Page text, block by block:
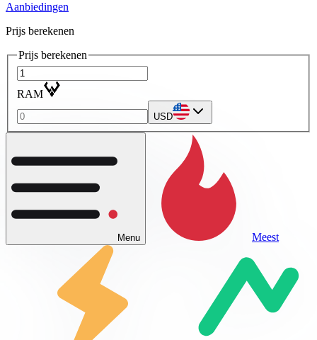
Aanbiedingen
Prijs berekenen
Prijs berekenen
RAM
USD
Menu Meest